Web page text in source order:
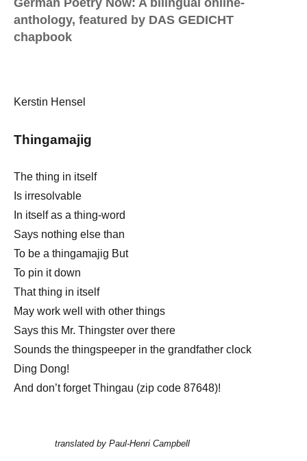
German Poetry Now: A bilingual online-
anthology, featured by DAS GEDICHT
chapbook
Kerstin Hensel
Thingamajig
The thing in itself
Is irresolvable
In itself as a thing-word
Says nothing else than
To be a thingamajig But
To pin it down
That thing in itself
May work well with other things
Says this Mr. Thingster over there
Sounds the thingspeeper in the grandfather clock
Ding Dong!
And don’t forget Thingau (zip code 87648)!
translated by Paul-Henri Campbell